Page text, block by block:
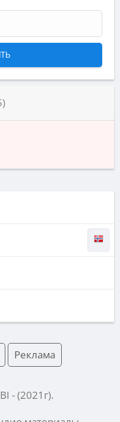
)
Реклама
- (2021 г).